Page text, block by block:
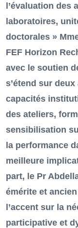
l’évaluation des
laboratoires,
doctorales »
FEF Horizon
avec le soutien
s’étend sur
capacités
des ateliers,
sensibilisation
la performance
meilleure
part, le Pr
émérite et
l’accent sur la
participative et